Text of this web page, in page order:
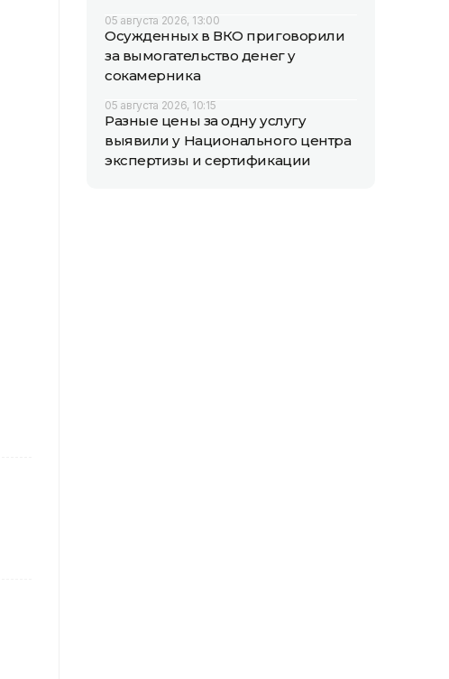
05 августа 2026, 13:00
Осужденных в ВКО приговорили
за вымогательство денег у
сокамерника
05 августа 2026, 10:15
Разные цены за одну услугу
выявили у Национального центра
экспертизы и сертификации